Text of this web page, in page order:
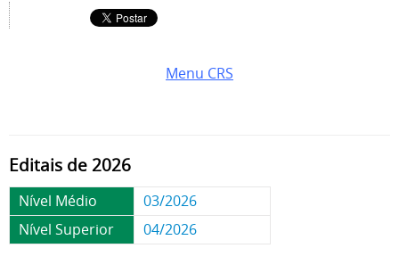
Menu CRS
Editais de 2026
Nível Médio
03/2026
Nível Superior
04/2026